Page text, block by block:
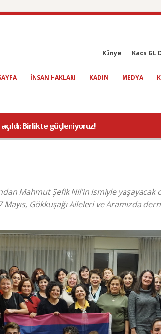
Künye Kaos GL
INSAN HAKLARI KADIN MEDYA
Birlikte güçleniyoruz!
Mahmut Şefik Nil’in ismiyle
Gökkuşağı Aileleri ve Aramızda